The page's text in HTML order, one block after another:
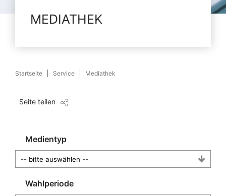
MEDIATHEK
Startseite Service Mediathek
Seite teilen
Medientyp
Wahlperiode